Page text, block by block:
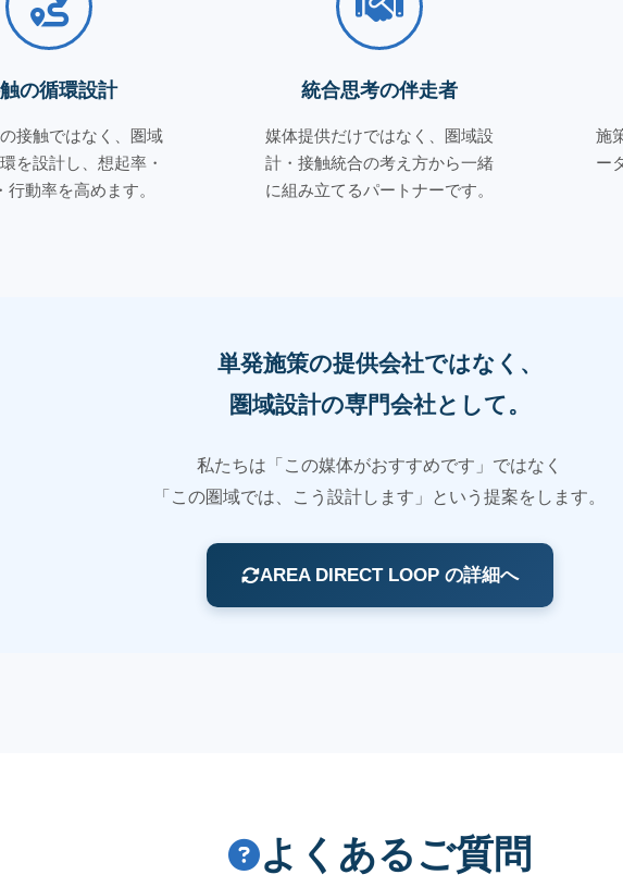
の循環設計
接触ではなく、圏域
を設計し、想起率・
行動率を高めます。
統合思考の伴走者
媒体提供だけではなく、圏域設
計・接触統合の考え方から一緒
に組み立てるパートナーです。
施
ー
単発施策の提供会社ではなく、
圏域設計の専門会社として。
私たちは「この媒体がおすすめです」ではなく
「この圏域では、こう設計します」という提案をします。
AREA DIRECT LOOP の詳細へ
よくあるご質問